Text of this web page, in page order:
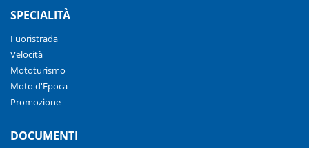
SPECIALITÀ
Fuoristrada
Velocità
Mototurismo
Moto d'Epoca
Promozione
DOCUMENTI